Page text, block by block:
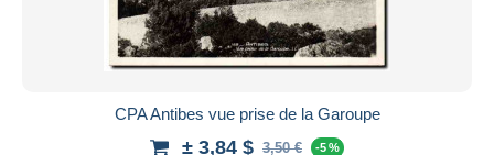
CPA Antibes vue prise de la Garoupe
± 3,84 $ 3,50 € -5 %